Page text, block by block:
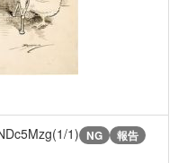
1) NG 報告